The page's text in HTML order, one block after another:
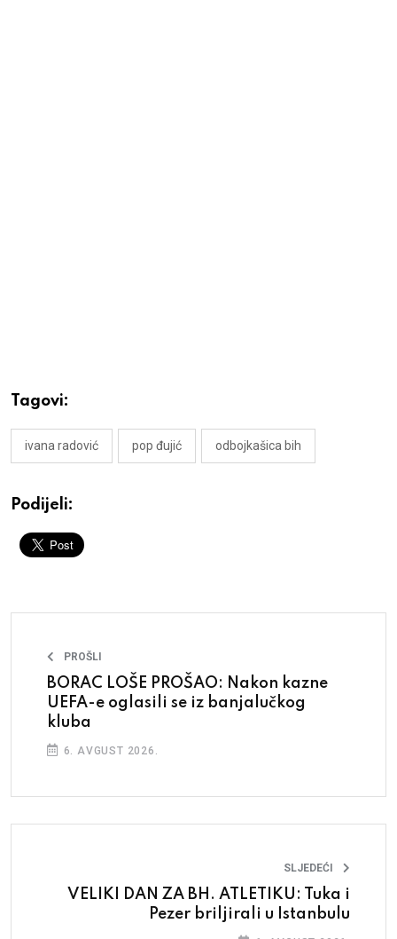
Tagovi:
ivana radović pop đujić odbojkašica bih
Podijeli:
PROŠLI
BORAC LOŠE PROŠAO: Nakon kazne
UEFA-e oglasili se iz banjalučkog
kluba
6. AVGUST 2026.
SLJEDEĆI
VELIKI DAN ZA BH. ATLETIKU: Tuka i
Pezer briljirali u Istanbulu